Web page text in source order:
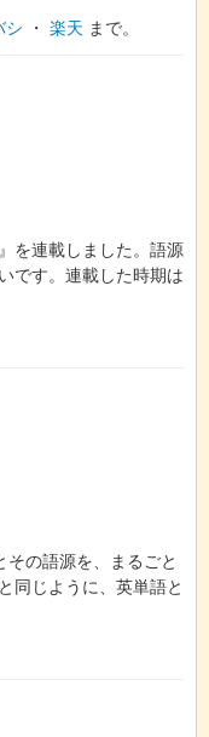
シ ・ 楽天 まで。
を連載しました。語源
です。連載した時期は
の語源を、まるごと
同じように、英単語と